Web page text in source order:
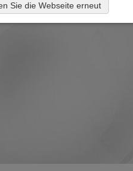
Sie die Webseite erneut